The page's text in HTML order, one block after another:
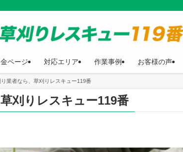
ページ 対応エリア 作業事例 お客様の声
業者なら、草刈りレスキュー119番
刈りレスキュー119番